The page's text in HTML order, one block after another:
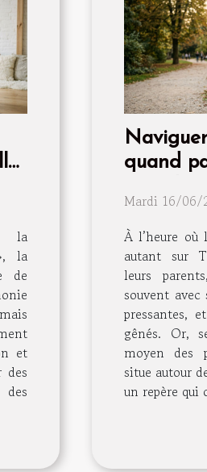
la
la
de
et
des
quand
essentiel
Mardi 16/06/
À l’heure où
autant sur
leurs
souvent
pressantes,
gênés. Or,
moyen des
situe autour
un repère qui